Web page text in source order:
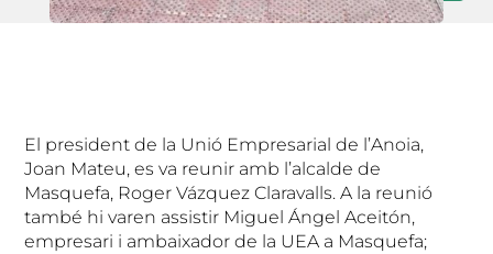
El president de la Unió Empresarial de l’Anoia,
Joan Mateu, es va reunir amb l’alcalde de
Masquefa, Roger Vázquez Claravalls. A la reunió
també hi varen assistir Miguel Ángel Aceitón,
empresari i ambaixador de la UEA a Masquefa;